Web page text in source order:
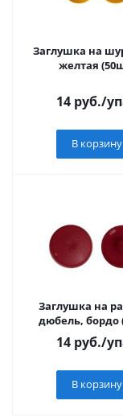
Заглушка на
желтая
14руб./
В корзину
Заглушка на
дюбель, бордо
14руб./
В корзину